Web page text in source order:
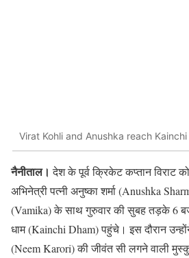
Virat Kohli and Anushka reach Kainchi
नैनीताल। देश के पूर्व क्रिकेट कप्तान विराट
अभिनेत्री पत्नी अनुष्का शर्मा (Anushka
(Vamika) के साथ गुरुवार की सुबह तड़के 6
धाम (Kainchi Dham) पहुंचे। इस दौरान
(Neem Karori) की जीवंत सी लगने वाली